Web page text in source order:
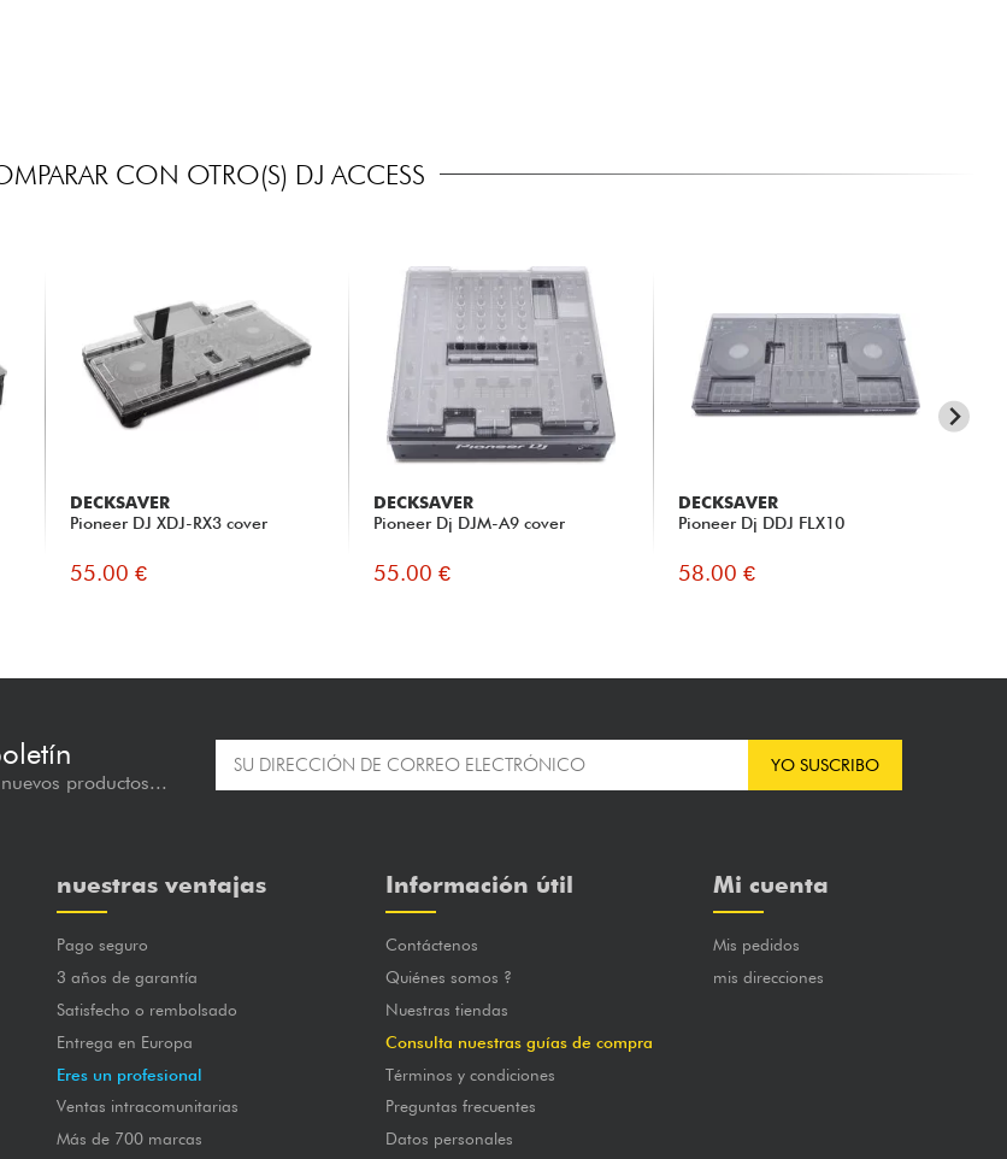
CON OTRO(S) DJ ACCESS
DECKSAVER
Pioneer DJ XDJ-RX3 cover
55.00 €
DECKSAVER
Pioneer Dj DJM-A9 cover
55.00 €
DECKSAVER
Pioneer Dj DDJ FLX10
58.00 €
productos...
YO SUSCRIBO
nuestras ventajas
Pago seguro
3 años de garantía
Satisfecho o rembolsado
Entrega en Europa
Eres un profesional
Ventas intracomunitarias
Más de 700 marcas
Información útil
Contáctenos
Quiénes somos ?
Nuestras tiendas
Consulta nuestras guías de compra
Términos y condiciones
Preguntas frecuentes
Datos personales
Mi cuenta
Mis pedidos
mis direcciones